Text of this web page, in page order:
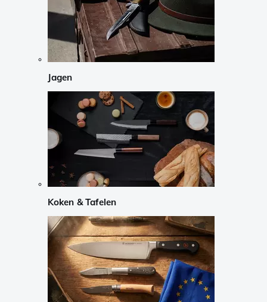
Jagen
Koken & Tafelen